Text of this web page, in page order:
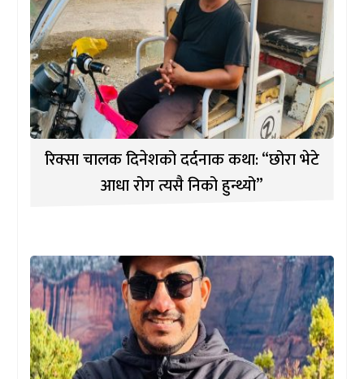
रिक्सा चालक दिनेशको दर्दनाक कथा: “छोरा भेटे
आधा रोग त्यसै निको हुन्थ्यो”